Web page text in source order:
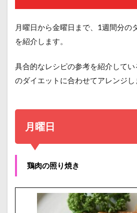
月曜日から金曜日まで、1週間分の
を紹介します。
具合的なレシピの参考を紹介して
のダイエットに合わせてアレンジし
月曜日
鶏肉の照り焼き